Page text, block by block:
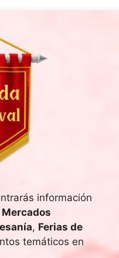
información
Mercados
, Ferias de
temáticos en